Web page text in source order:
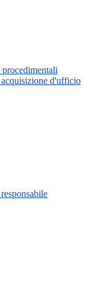
d'ufficio